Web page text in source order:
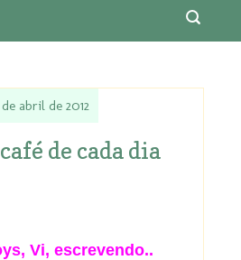
de abril de 2012
de cada dia
Vi, escrevendo..